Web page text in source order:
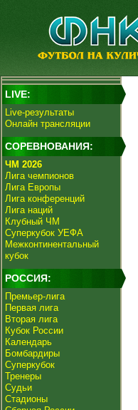
LIVE:
Live-результаты
Онлайн трансляции
СОРЕВНОВАНИЯ:
ЧМ 2026
Лига чемпионов
Лига Европы
Лига конференций
Лига наций
Клубный ЧМ
Суперкубок УЕФА
Межконтинентальный
кубок
РОССИЯ:
Премьер-лига
Первая лига
Вторая лига
Кубок России
Календарь
Бомбардиры
Суперкубок
Тренеры
Судьи
Стадионы